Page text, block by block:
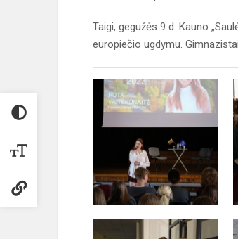
Taigi, gegužės 9 d. Kauno
europiečio ugdymu.